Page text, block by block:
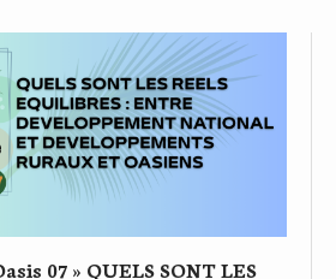
07 » QUELS SONT LES